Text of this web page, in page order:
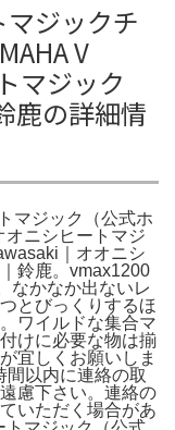
ジックチ
V
マジック
鹿の詳細情
マジック（公式ホ
ニシヒートマジ
｜オオニシ
鈴鹿。vmax1200
なかなか出ないレ
とびっくりするほ
ワイルドな集合マ
けに必要な物は揃
宜しくお願いしま
以内に連絡の取
慮下さい。連絡の
いただく場合があ